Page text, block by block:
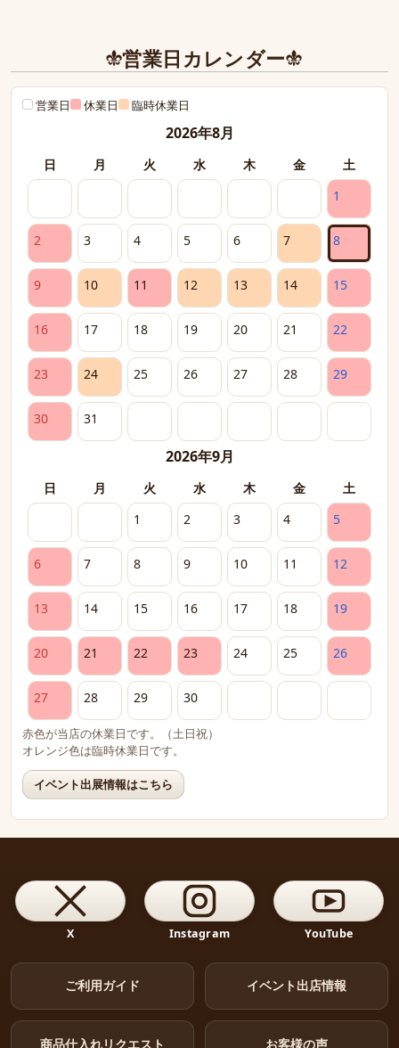
ありがとうございました。営業日カレンダー
営業日 休業日 臨時休業日
2026年8月
日 月 火 水 木 金
土
1
2 3 4 5 6 7 8
9 10 11 12 13 14 15
16 17 18 19 20 21 22
23 24 25 26 27 28 29
30 31
2026年9月
日 月 火 水 木 金
土
1
2 3 4 5
6 7 8 9 10 11 12
13 14 15 16 17 18 19
20 21 22 23 24 25 26
27 28 29 30
赤色が当店の休業日です。（土日祝）
オレンジ色は臨時休業日です。
イベント出展情報はこちら
X Instagram YouTube
ご利用ガイド イベント出店情報
商品仕入れリクエスト お客様の声